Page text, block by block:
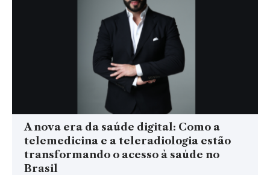
A nova era da saúde digital: Como a
telemedicina e a teleradiologia estão
transformando o acesso à saúde no
Brasil